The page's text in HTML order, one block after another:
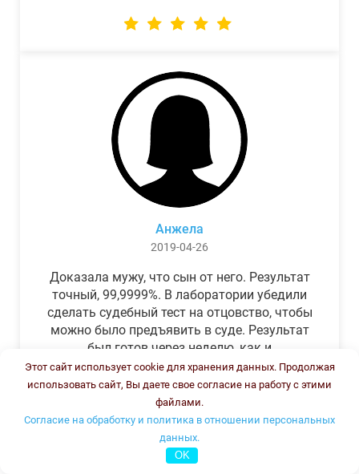
Анжела
2019-04-26
Доказала мужу, что сын от него. Результат
точный, 99,9999%. В лаборатории убедили
сделать судебный тест на отцовство, чтобы
можно было предъявить в суде. Результат
был готов через неделю, как и
обещали.Теперь муж бегает и извиняется.
Этот сайт использует cookie для хранения данных. Продолжая
использовать сайт, Вы даете свое согласие на работу с этими
файлами.
Согласие на обработку и политика в отношении персональных
данных.
OK